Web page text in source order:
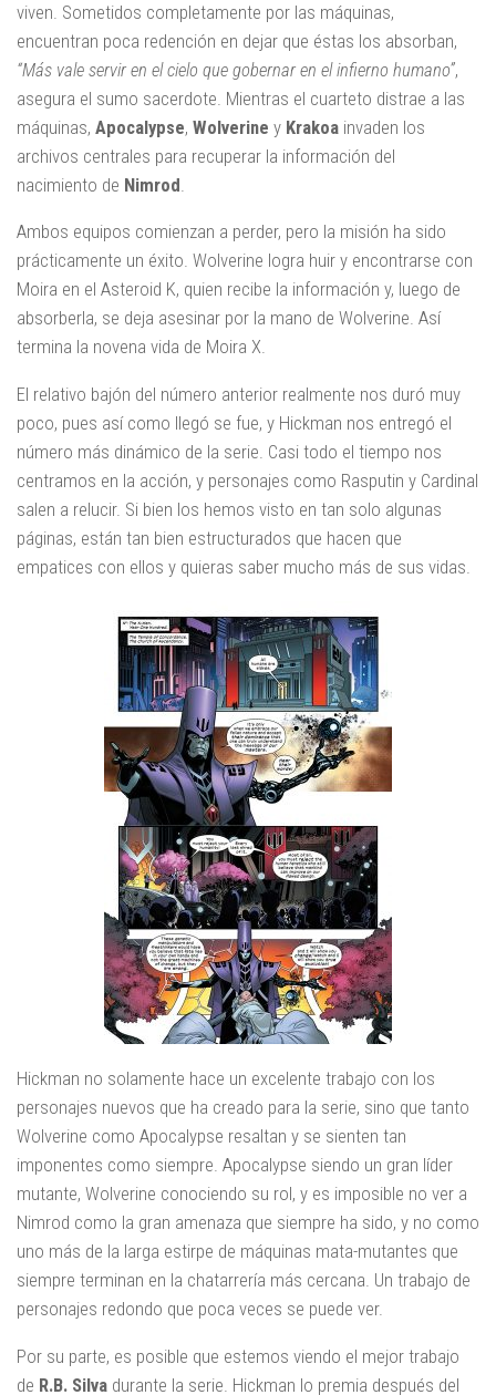
viven. Sometidos completamente por las máquinas,
encuentran poca redención en dejar que éstas los absorban,
“Más vale servir en el cielo que gobernar en el infierno humano”,
asegura el sumo sacerdote. Mientras el cuarteto distrae a las
máquinas, Apocalypse, Wolverine y Krakoa invaden los
archivos centrales para recuperar la información del
nacimiento de Nimrod
Ambos equipos comienzan a perder, pero la misión ha sido
prácticamente un éxito. Wolverine logra huir y encontrarse con
Moira en el Asteroid K, quien recibe la información y, luego de
absorberla, se deja asesinar por la mano de Wolverine. Así
termina la novena vida de Moira X.
El relativo bajón del número anterior realmente nos duró muy
poco, pues así como llegó se fue, y Hickman nos entregó el
número más dinámico de la serie. Casi todo el tiempo nos
centramos en la acción, y personajes como Rasputin y Cardinal
salen a relucir. Si bien los hemos visto en tan solo algunas
páginas, están tan bien estructurados que hacen que
empatices con ellos y quieras saber mucho más de sus vidas.
Hickman no solamente hace un excelente trabajo con los
personajes nuevos que ha creado para la serie, sino que tanto
Wolverine como Apocalypse resaltan y se sienten tan
imponentes como siempre. Apocalypse siendo un gran líder
mutante, Wolverine conociendo su rol, y es imposible no ver a
Nimrod como la gran amenaza que siempre ha sido, y no como
uno más de la larga estirpe de máquinas mata-mutantes que
siempre terminan en la chatarrería más cercana. Un trabajo de
personajes redondo que poca veces se puede ver.
Por su parte, es posible que estemos viendo el mejor trabajo
de R.B. Silva durante la serie. Hickman lo premia después del